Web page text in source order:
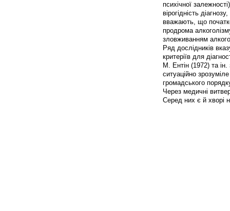
психічної
вірогідність
вважають, що
продрома
зловживанням
Ряд дослідників
критеріїв для
М. Ентін (1972) та
ситуаційно
громадського
Через медичні
Серед них є й хворі